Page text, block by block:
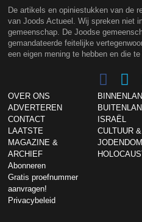
De artikels en opiniestukken van de
van Joods Actueel. Wij spreken niet
gemeenschap. De Joodse
gemandateerde feitelijke
een eigen mening te hebben en die te
OVER ONS
ADVERTEREN
CONTACT
LAATSTE
MAGAZINE &
ARCHIEF
Abonneren
Gratis proefnummer
aanvragen!
Privacybeleid
ISRAËL
CULTUUR &
JODENDOM